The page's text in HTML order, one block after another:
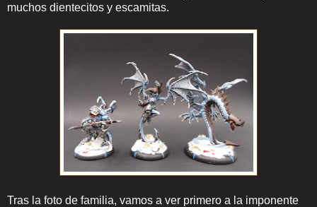
muchos dientecitos y escamitas.
Tras la foto de familia, vamos a ver primero a la imponente